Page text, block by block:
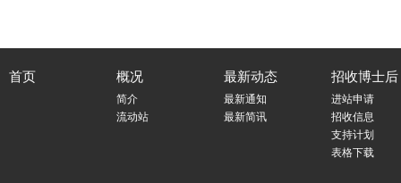
首页 概况
简介
流动站
最新动态
最新通知
最新简讯
招收博士后
进站申请
招收信息
支持计划
表格下载